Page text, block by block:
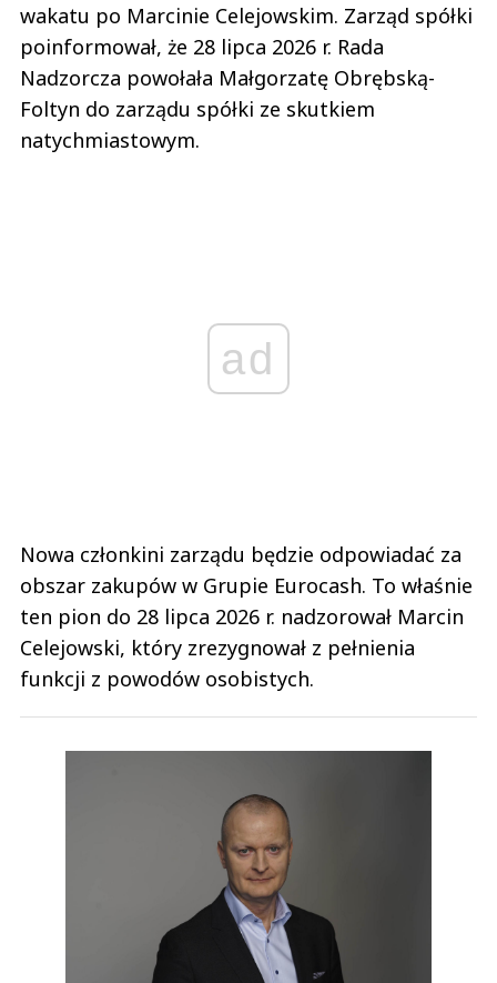
wakatu po Marcinie Celejowskim. Zarząd spółki
poinformował, że 28 lipca 2026 r. Rada
Nadzorcza powołała Małgorzatę Obrębską-
Foltyn do zarządu spółki ze skutkiem
natychmiastowym.
ad
Nowa członkini zarządu będzie odpowiadać za
obszar zakupów w Grupie Eurocash. To właśnie
ten pion do 28 lipca 2026 r. nadzorował Marcin
Celejowski, który zrezygnował z pełnienia
funkcji z powodów osobistych.